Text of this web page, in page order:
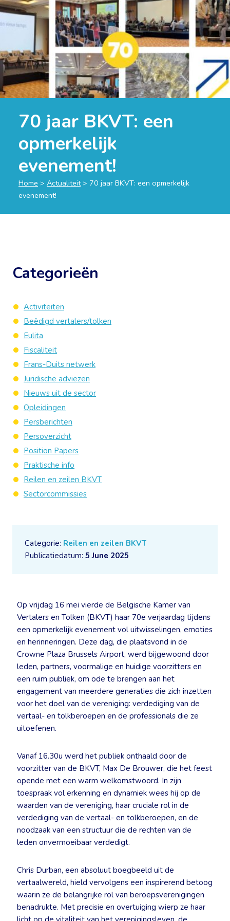
70 jaar BKVT: een
opmerkelijk
evenement!
Home > Actualiteit> 70 jaar BKVT: een opmerkelijk
evenement!
Categorie: Reilen en zeilen BKVT
Publicatiedatum: 5 June 2025
Op vrijdag 16 mei vierde de Belgische Kamer van
Vertalers en Tolken (BKVT) haar 70e verjaardag tijdens
een opmerkelijk evenement vol uitwisselingen, emoties
en herinneringen. Deze dag, die plaatsvond in de
Crowne Plaza Brussels Airport, werd bijgewoond door
leden, partners, voormalige en huidige voorzitters en
een ruim publiek, om ode te brengen aan het
engagement van meerdere generaties die zich inzetten
voor het doel van de vereniging: verdediging van de
vertaal- en tolkberoepen en de professionals die ze
uitoefenen.
Vanaf 16.30u werd het publiek onthaald door de
voorzitter van de BKVT, Max De Brouwer, die het feest
opende met een warm welkomstwoord. In zijn
toespraak vol erkenning en dynamiek wees hij op de
waarden van de vereniging, haar cruciale rol in de
verdediging van de vertaal- en tolkberoepen, en de
noodzaak van een structuur die de rechten van de
leden onvermoeibaar verdedigt.
Chris Durban, een absoluut boegbeeld uit de
vertaalwereld, hield vervolgens een inspirerend betoog
waarin ze de belangrijke rol van beroepsverenigingen
benadrukte. Met precisie en overtuiging wierp ze haar
Categorieën
Activiteiten
Beëdigd vertalers/tolken
Eulita
Fiscaliteit
Frans-Duits netwerk
Juridische adviezen
Nieuws uit de sector
Opleidingen
Persberichten
Persoverzicht
Position Papers
Praktische info
Reilen en zeilen BKVT
Sectorcommissies